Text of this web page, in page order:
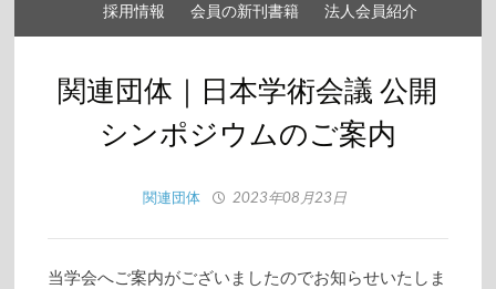
採用情報 会員の新刊書籍 法人会員紹介
関連団体｜日本学術会議 公開
シンポジウムのご案内
関連団体 2023年08月23日
当学会へご案内がございましたのでお知らせいたしま